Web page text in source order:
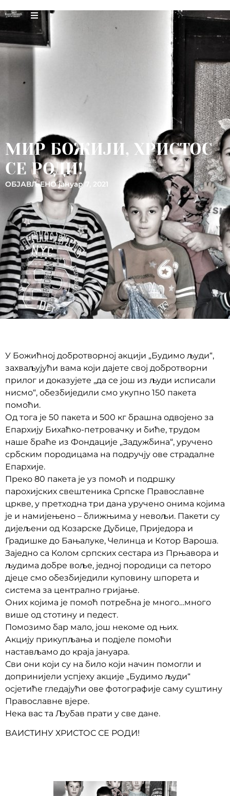
МИР БОЖИЈИ, ХРИСТОС
СЕ РОДИ!
ОБЈАВЉЕНО јануар 7, 2021
У Божићној добротворној акцији „Будимо људи“,
захваљујући вама који дајете свој добротворни
прилог и доказујете „да се још из људи исписали
нисмо“, обезбиједили смо укупно 150 пакета
помоћи.
Од тога је 50 пакета и 500 кг брашна одвојено за
Епархију Бихаћко-петровачку и биће, трудом
наше браће из Фондације „Задужбина“, уручено
србским породицама на подручју ове страдалне
Епархије.
Преко 80 пакета је уз помоћ и подршку
парохијских свештеника Српске Православне
цркве, у претходна три дана уручено онима којима
је и намијењено – ближњима у невољи. Пакети су
дијељени од Козарске Дубице, Приједора и
Градишке до Бањалуке, Челинца и Котор Вароша.
Заједно са Колом српских сестара из Прњавора и
људима добре воље, једној породици са петоро
дјеце смо обезбиједили куповину шпорета и
система за централно гријање.
Оних којима је помоћ потребна је много…много
више од стотину и педест.
Помозимо бар мало, још некоме од њих.
Акцију прикупљања и подјеле помоћи
настављамо до краја јануара.
Сви они који су на било који начин помогли и
допринијели успјеху акције „Будимо људи“
осјетиће гледајући ове фотографије саму суштину
Православне вјере.
Нека вас та Љубав прати у све дане.
ВАИСТИНУ ХРИСТОС СЕ РОДИ!